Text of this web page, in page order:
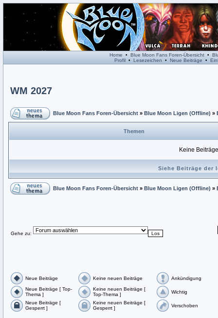
Home • Blue Moon Fans Foren-Übersicht•
Profil• Lesezeichen • Neue Beiträge •
WM 2027
Blue Moon Fans Foren-Übersicht » Blue Moon Ligen (Offline) »
Themen
Keine
Siehe Beiträge der
Blue Moon Fans Foren-Übersicht » Blue Moon Ligen (Offline) »
Gehe zu:
Neue Beiträge Keine neuen Beiträge
Ankündigung
Neue Beiträge [ Top-
Thema ]
Keine neuen Beiträge [
Top-Thema ]
Wichtig
Neue Beiträge [
Gesperrt ]
Keine neuen Beiträge [
Gesperrt ]
Verschoben